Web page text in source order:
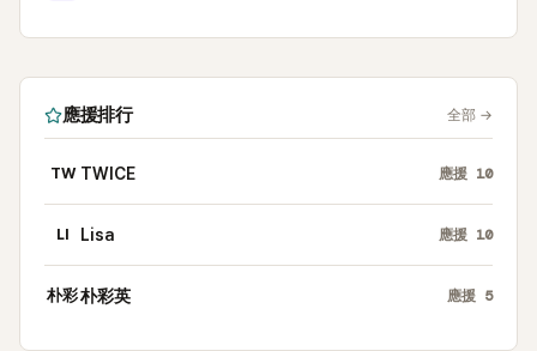
應援排行 全部 →
TW TWICE 應援 10
LI Lisa 應援 10
朴彩朴彩英 應援 5